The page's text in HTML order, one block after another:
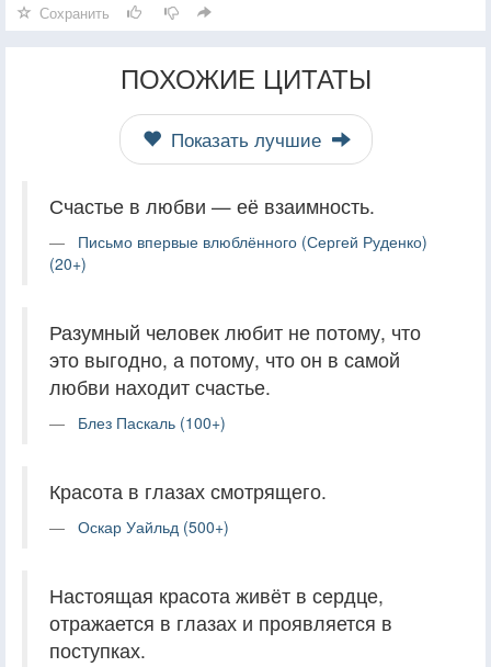
Сохранить
ПОХОЖИЕ ЦИТАТЫ
Показать лучшие
Счастье в любви — её взаимность.
Письмо впервые влюблённого (Сергей Руденко)
(20+)
Разумный человек любит не потому, что
это выгодно, а потому, что он в самой
любви находит счастье.
Блез Паскаль (100+)
Красота в глазах смотрящего.
Оскар Уайльд (500+)
Настоящая красота живёт в сердце,
отражается в глазах и проявляется в
поступках.